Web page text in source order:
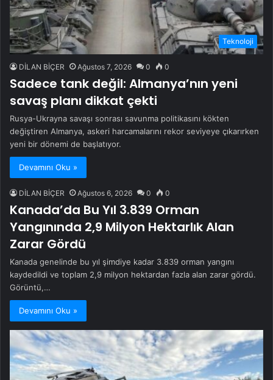
Teknoloji
DİLAN BİÇER Ağustos 7, 2026 0 0
Sadece tank değil: Almanya’nın yeni
savaş planı dikkat çekti
Rusya-Ukrayna savaşı sonrası savunma politikasını kökten
değiştiren Almanya, askeri harcamalarını rekor seviyeye çıkarırken
yeni bir dönemi de başlatıyor.
Devamını Oku »
DİLAN BİÇER Ağustos 6, 2026 0 0
Kanada’da Bu Yıl 3.839 Orman
Yangınında 2,9 Milyon Hektarlık Alan
Zarar Gördü
Kanada genelinde bu yıl şimdiye kadar 3.839 orman yangını
kaydedildi ve toplam 2,9 milyon hektardan fazla alan zarar gördü.
Görüntü,…
Devamını Oku »